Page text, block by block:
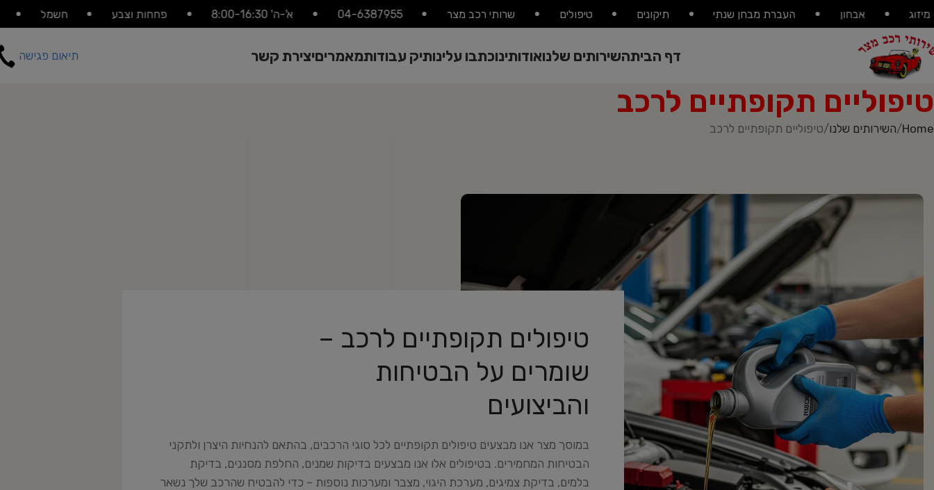
דף הביתהשירותים שלנואודותינוכתבו עלינותיק עבודותמאמריםיצירת קשר תיאום פגישה
טיפוליים תקופתיים לרכב
Home השירותים שלנו טיפוליים תקופתיים לרכב
טיפולים תקופתיים לרכב –
שומרים על הבטיחות
והביצועים
במוסך מצר אנו מבצעים טיפולים תקופתיים לכל סוגי הרכבים, בהתאם להנחיות היצרן ולתקני
הבטיחות המחמירים. בטיפולים אלו אנו מבצעים בדיקות שמנים, החלפת מסננים, בדיקת
בלמים, בדיקת צמיגים, מערכת היגוי, מצבר ומערכות נוספות – כדי להבטיח שהרכב שלך נשאר
חשמל פחחות וצבע א'-ה' 8:00-16:30 04-6387955 שרותי רכב מצר טיפולים תיקונים העברת מבחן שנתי אבחון מיזוג